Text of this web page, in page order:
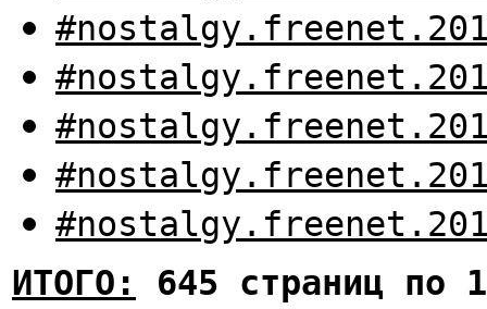
ИТОГО:
645 страниц по